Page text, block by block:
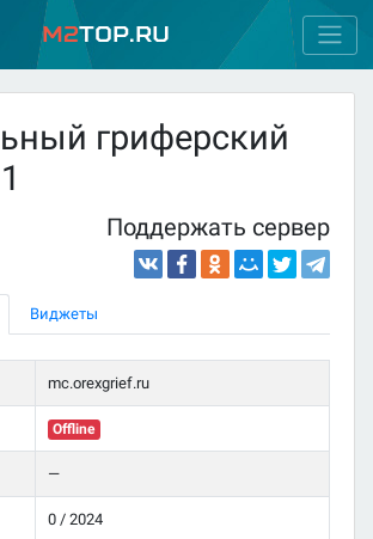
M2Top.ru
гриферский
Поддержать сервер
Виджеты
mc.orexgrief.ru
Offline
—
0 / 2024